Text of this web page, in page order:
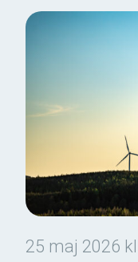
25 maj 2026